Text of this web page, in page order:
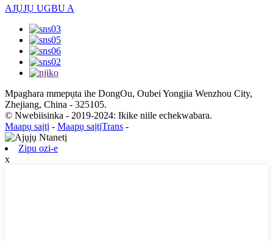
AJỤJỤ UGBU A
Mpaghara mmepụta ihe DongOu, Oubei Yongjia Wenzhou City,
Zhejiang, China - 325105.
© Nwebiisinka - 2019-2024: Ikike niile echekwabara.
Maapụ saịtị - Maapụ saịtịTrans -
Zipu ozi-e
x